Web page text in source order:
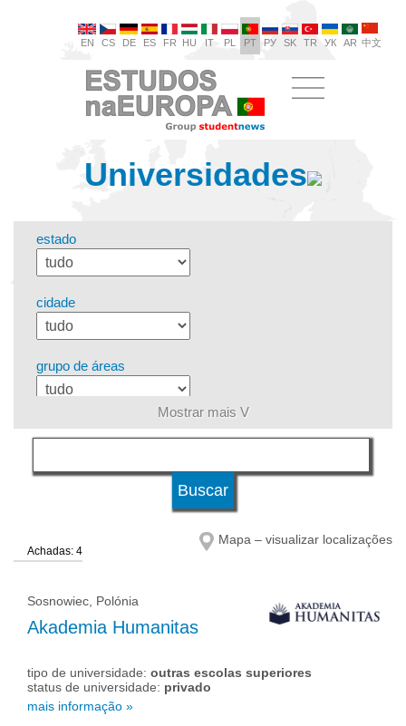
EN CS DE ES FR HU IT PL PT РУ SK TR УК AR 中文
Universidades
estado
cidade
grupo de áreas
língua
Mostrar mais V
Achadas: 4
Mapa – visualizar localizações
Sosnowiec, Polónia
Akademia Humanitas
tipo de universidade: outras escolas superiores
status de universidade: privado
mais informação »